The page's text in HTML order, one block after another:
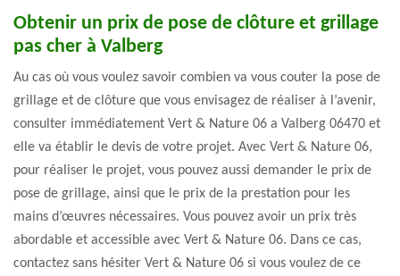
Obtenir un prix de pose de clôture et grillage
pas cher à Valberg
Au cas où vous voulez savoir combien va vous couter la pose de
grillage et de clôture que vous envisagez de réaliser à l’avenir,
consulter immédiatement Vert & Nature 06 a Valberg 06470 et
elle va établir le devis de votre projet. Avec Vert & Nature 06,
pour réaliser le projet, vous pouvez aussi demander le prix de
pose de grillage, ainsi que le prix de la prestation pour les
mains d’œuvres nécessaires. Vous pouvez avoir un prix très
abordable et accessible avec Vert & Nature 06. Dans ce cas,
contactez sans hésiter Vert & Nature 06 si vous voulez de ce